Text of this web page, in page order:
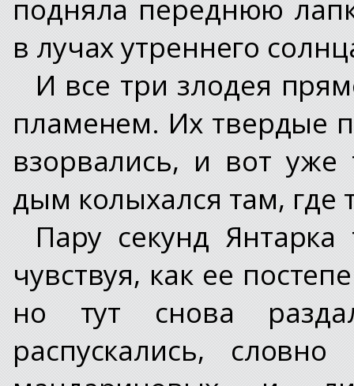
подняла переднюю
в лучах утреннего
И все три злодея
пламенем. Их твердые
взорвались, и вот
дым колыхался там, где
Пару секунд
чувствуя, как ее
но тут снова
распускались,